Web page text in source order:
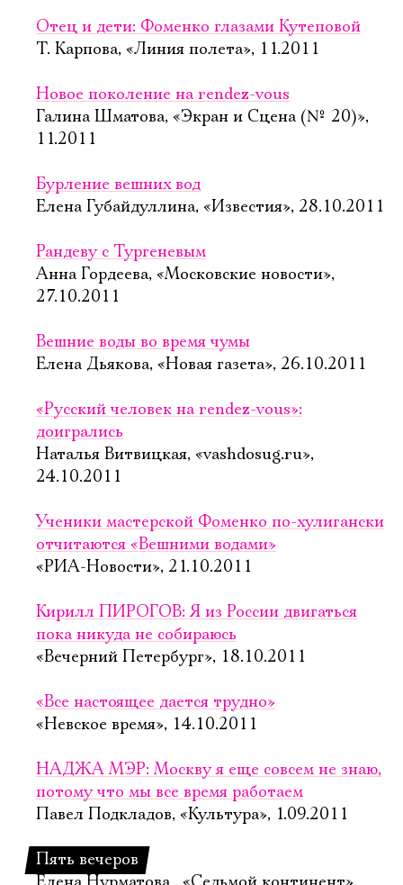
Отец и дети: Фоменко глазами Кутеповой
Т. Карпова, «Линия полета», 11.2011
Новое поколение на rendez-vous
Галина Шматова, «Экран и Сцена (№ 20)»,
11.2011
Бурление вешних вод
Елена Губайдуллина, «Известия», 28.10.2011
Рандеву с Тургеневым
Анна Гордеева, «Московские новости»,
27.10.2011
Вешние воды во время чумы
Елена Дьякова, «Новая газета», 26.10.2011
«Русский человек на rendez-vous»:
доигрались
Наталья Витвицкая, «vashdosug.ru»,
24.10.2011
Ученики мастерской Фоменко по-хулигански
отчитаются «Вешними водами»
«РИА-Новости», 21.10.2011
Кирилл ПИРОГОВ: Я из России двигаться
пока никуда не собираюсь
«Вечерний Петербург», 18.10.2011
«Все настоящее дается трудно»
«Невское время», 14.10.2011
НАДЖА МЭР: Москву я еще совсем не знаю,
потому что мы все время работаем
Павел Подкладов, «Культура», 1.09.2011
Пять вечеров